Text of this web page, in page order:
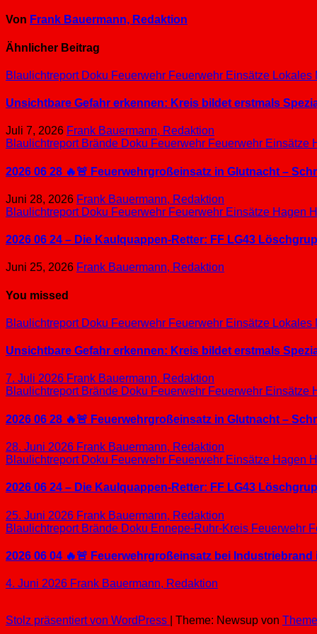
Von Frank Bauermann, Redaktion
Ähnlicher Beitrag
Blaulichtreport Doku Feuerwehr Feuerwehr Einsätze Lokales
Unsichtbare Gefahr erkennen: Kreis bildet erstmals
Juli 7, 2026 Frank Bauermann, Redaktion
Blaulichtreport Brände Doku Feuerwehr Feuerwehr Einsätze
2026 06 28 🔥🚨 Feuerwehrgroßeinsatz in Glutnacht –
Juni 28, 2026 Frank Bauermann, Redaktion
Blaulichtreport Doku Feuerwehr Feuerwehr Einsätze Hagen
2026 06 24 – Die Kaulquappen-Retter: FF LG43
Juni 25, 2026 Frank Bauermann, Redaktion
You missed
Blaulichtreport Doku Feuerwehr Feuerwehr Einsätze Lokales
Unsichtbare Gefahr erkennen: Kreis bildet erstmals
7. Juli 2026 Frank Bauermann, Redaktion
Blaulichtreport Brände Doku Feuerwehr Feuerwehr Einsätze
2026 06 28 🔥🚨 Feuerwehrgroßeinsatz in Glutnacht –
28. Juni 2026 Frank Bauermann, Redaktion
Blaulichtreport Doku Feuerwehr Feuerwehr Einsätze Hagen
2026 06 24 – Die Kaulquappen-Retter: FF LG43
25. Juni 2026 Frank Bauermann, Redaktion
Blaulichtreport Brände Doku Ennepe-Ruhr-Kreis Feuerwehr
2026 06 04 🔥🚨 Feuerwehrgroßeinsatz bei
4. Juni 2026 Frank Bauermann, Redaktion
Stolz präsentiert von WordPress Theme: Newsup von